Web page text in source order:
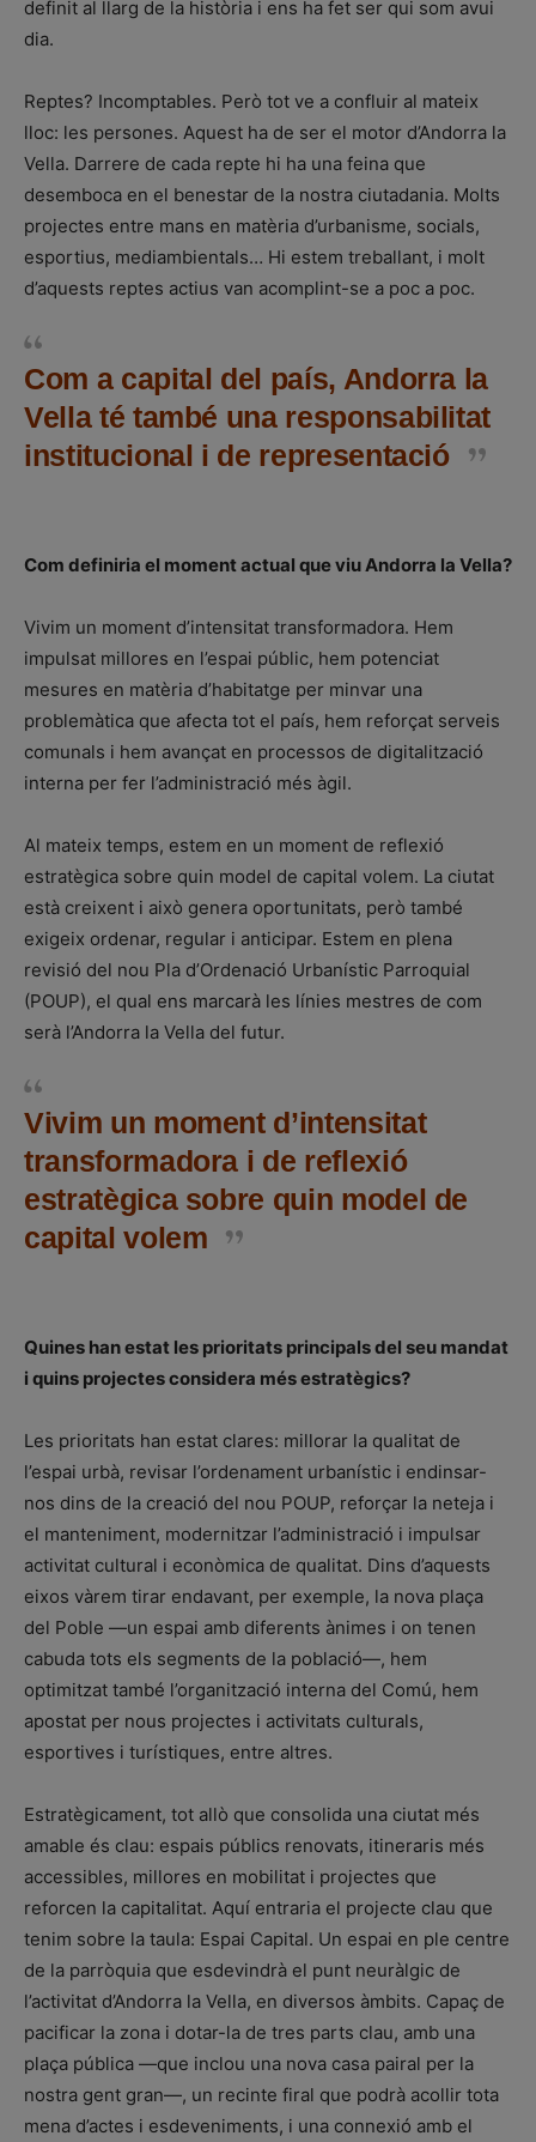
definit al llarg de la història i ens ha fet ser qui som avui
dia.
Reptes? Incomptables. Però tot ve a confluir al mateix
lloc: les persones. Aquest ha de ser el motor d’Andorra la
Vella. Darrere de cada repte hi ha una feina que
desemboca en el benestar de la nostra ciutadania. Molts
projectes entre mans en matèria d’urbanisme, socials,
esportius, mediambientals… Hi estem treballant, i molt
d’aquests reptes actius van acomplint-se a poc a poc.
Com a capital del país, Andorra la
Vella té també una responsabilitat
institucional i de representació
Com definiria el moment actual que viu Andorra la Vella?
Vivim un moment d’intensitat transformadora. Hem
impulsat millores en l’espai públic, hem potenciat
mesures en matèria d’habitatge per minvar una
problemàtica que afecta tot el país, hem reforçat serveis
comunals i hem avançat en processos de digitalització
interna per fer l’administració més àgil.
Al mateix temps, estem en un moment de reflexió
estratègica sobre quin model de capital volem. La ciutat
està creixent i això genera oportunitats, però també
exigeix ordenar, regular i anticipar. Estem en plena
revisió del nou Pla d’Ordenació Urbanístic Parroquial
(POUP), el qual ens marcarà les línies mestres de com
serà l’Andorra la Vella del futur.
Vivim un moment d’intensitat
transformadora i de reflexió
estratègica sobre quin model de
capital volem
Quines han estat les prioritats principals del seu mandat
i quins projectes considera més estratègics?
Les prioritats han estat clares: millorar la qualitat de
l’espai urbà, revisar l’ordenament urbanístic i endinsar-
nos dins de la creació del nou POUP, reforçar la neteja i
el manteniment, modernitzar l’administració i impulsar
activitat cultural i econòmica de qualitat. Dins d’aquests
eixos vàrem tirar endavant, per exemple, la nova plaça
del Poble —un espai amb diferents ànimes i on tenen
cabuda tots els segments de la població—, hem
optimitzat també l’organització interna del Comú, hem
apostat per nous projectes i activitats culturals,
esportives i turístiques, entre altres.
Estratègicament, tot allò que consolida una ciutat més
amable és clau: espais públics renovats, itineraris més
accessibles, millores en mobilitat i projectes que
reforcen la capitalitat. Aquí entraria el projecte clau que
tenim sobre la taula: Espai Capital. Un espai en ple centre
de la parròquia que esdevindrà el punt neuràlgic de
l’activitat d’Andorra la Vella, en diversos àmbits. Capaç de
pacificar la zona i dotar-la de tres parts clau, amb una
plaça pública —que inclou una nova casa pairal per la
nostra gent gran—, un recinte firal que podrà acollir tota
mena d’actes i esdeveniments, i una connexió amb el